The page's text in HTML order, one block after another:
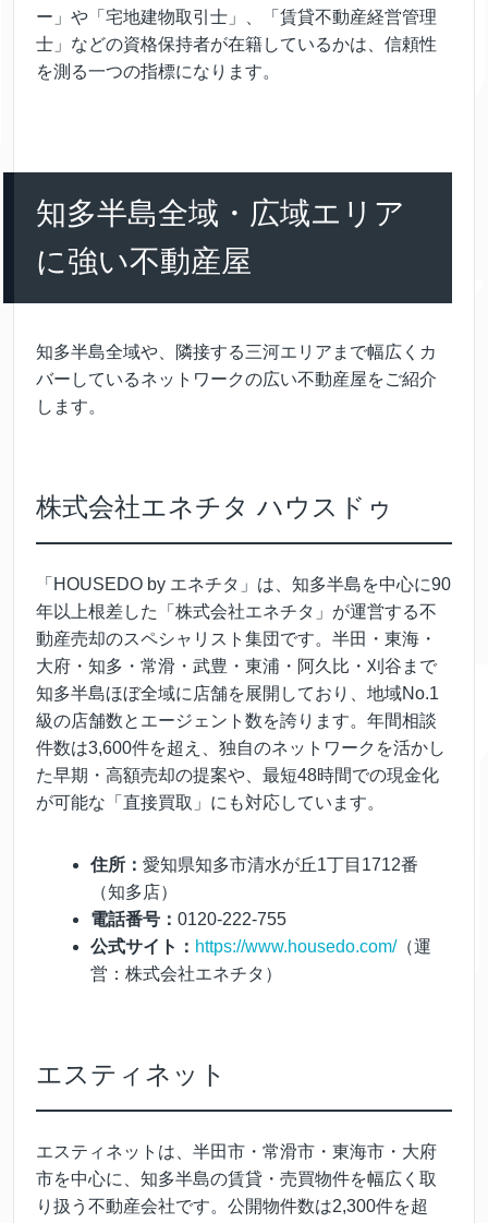
ー」や「宅地建物取引士」、「賃貸不動産経営管理
士」などの資格保持者が在籍しているかは、信頼性
を測る一つの指標になります。
知多半島全域・広域エリア
に強い不動産屋
知多半島全域や、隣接する三河エリアまで幅広くカ
バーしているネットワークの広い不動産屋をご紹介
します。
株式会社エネチタ ハウスドゥ
「HOUSEDO by エネチタ」は、知多半島を中心に90
年以上根差した「株式会社エネチタ」が運営する不
動産売却のスペシャリスト集団です。半田・東海・
大府・知多・常滑・武豊・東浦・阿久比・刈谷まで
知多半島ほぼ全域に店舗を展開しており、地域No.1
級の店舗数とエージェント数を誇ります。年間相談
件数は3,600件を超え、独自のネットワークを活かし
た早期・高額売却の提案や、最短48時間での現金化
が可能な「直接買取」にも対応しています。
住所： 愛知県知多市清水が丘1丁目1712番
（知多店）
電話番号： 0120-222-755
公式サイト： https://www.housedo.com/（運
営：株式会社エネチタ）
エスティネット
エスティネットは、半田市・常滑市・東海市・大府
市を中心に、知多半島の賃貸・売買物件を幅広く取
り扱う不動産会社です。公開物件数は2,300件を超